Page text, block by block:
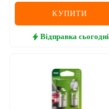
КУПИТИ
Відправка сьогодні